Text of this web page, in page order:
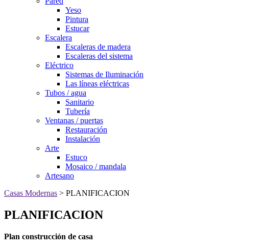
Yeso
Pintura
Estucar
Escalera
Escaleras de madera
Escaleras del sistema
Eléctrico
Sistemas de Iluminación
Las líneas eléctricas
Tubos / agua
Sanitario
Tubería
Ventanas / puertas
Restauración
Instalación
Arte
Estuco
Mosaico / mandala
Artesano
Casas Modernas > PLANIFICACION
PLANIFICACION
Plan construcción de casa